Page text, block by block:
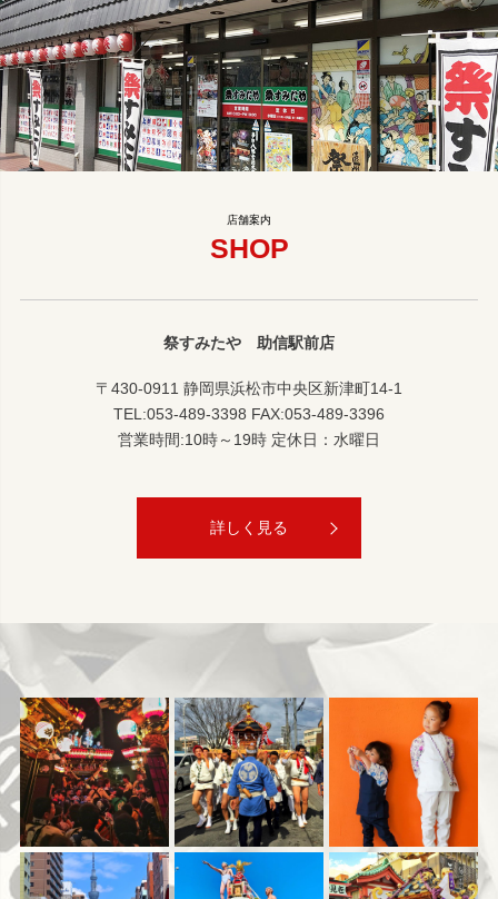
SHOP
祭すみたや 助信駅前店
〒430-0911 静岡県浜松市中央区新津町14-1
TEL:053-489-3398 FAX:053-489-3396
営業時間:10時～19時 定休日：水曜日
詳しく見る